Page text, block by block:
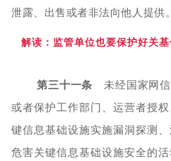
泄露、出售或者非法向他人提供。
解读 ：监管单位也要保护好关
第三十一条 未经国家网信
或者保护工作部门、运营者授
键信息基础设施实施漏洞探测
危害关键信息基础设施安全的